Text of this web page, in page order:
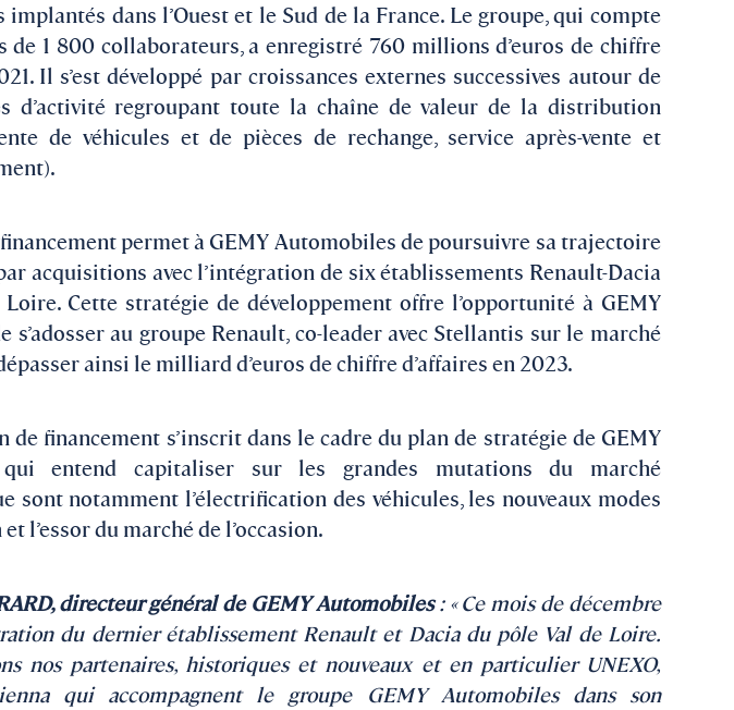
implantés dans l’Ouest et le Sud de la France. Le groupe, qui compte
de 1 800 collaborateurs, a enregistré 760 millions d’euros de chiffre
Il s’est développé par croissances externes successives autour de
d’activité regroupant toute la chaîne de valeur de la distribution
de véhicules et de pièces de rechange, service après-vente et
financement permet à GEMY Automobiles de poursuivre sa trajectoire
acquisitions avec l’intégration de six établissements Renault-Dacia
Cette stratégie de développement offre l’opportunité à GEMY
s’adosser au groupe Renault, co-leader avec Stellantis sur le marché
ainsi le milliard d’euros de chiffre d’affaires en 2023.
de financement s’inscrit dans le cadre du plan de stratégie de GEMY
qui entend capitaliser sur les grandes mutations du marché
sont notamment l’électrification des véhicules, les nouveaux modes
l’essor du marché de l’occasion.
directeur général de GEMY Automobiles: « Ce mois de décembre
du dernier établissement Renault et Dacia du pôle Val de Loire.
nos partenaires, historiques et nouveaux et en particulier UNEXO,
qui accompagnent le groupe GEMY Automobiles dans son